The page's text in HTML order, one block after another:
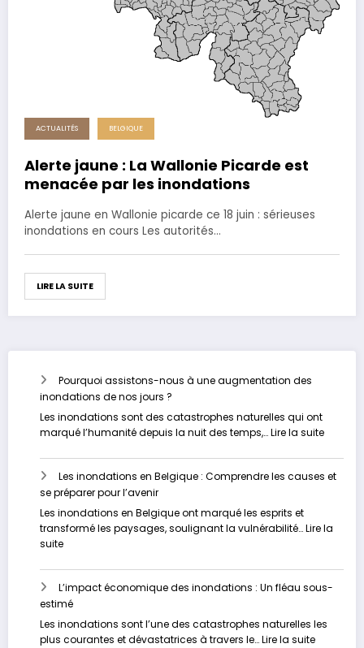
ACTUALITÉS BELGIQUE
Alerte jaune : La Wallonie Picarde est
menacée par les inondations
Alerte jaune en Wallonie picarde ce 18 juin : sérieuses
inondations en cours Les autorités…
LIRE LA SUITE
Pourquoi assistons-nous à une augmentation des
inondations de nos jours ?
Les inondations sont des catastrophes naturelles qui ont
marqué l’humanité depuis la nuit des temps,…Lire la suite:
nous
de
nos
Les inondations en Belgique : Comprendre les causes et
se préparer pour l’avenir
Les inondations en Belgique ont marqué les esprits et
transformé les paysages, soulignant la vulnérabilité…Lire la
suite:
inondations
en
Belgique
:
Comprendre
L’impact économique des inondations : Un fléau sous-
estimé
Les inondations sont l’une des catastrophes naturelles les
plus courantes et dévastatrices à travers le…Lire la suite: